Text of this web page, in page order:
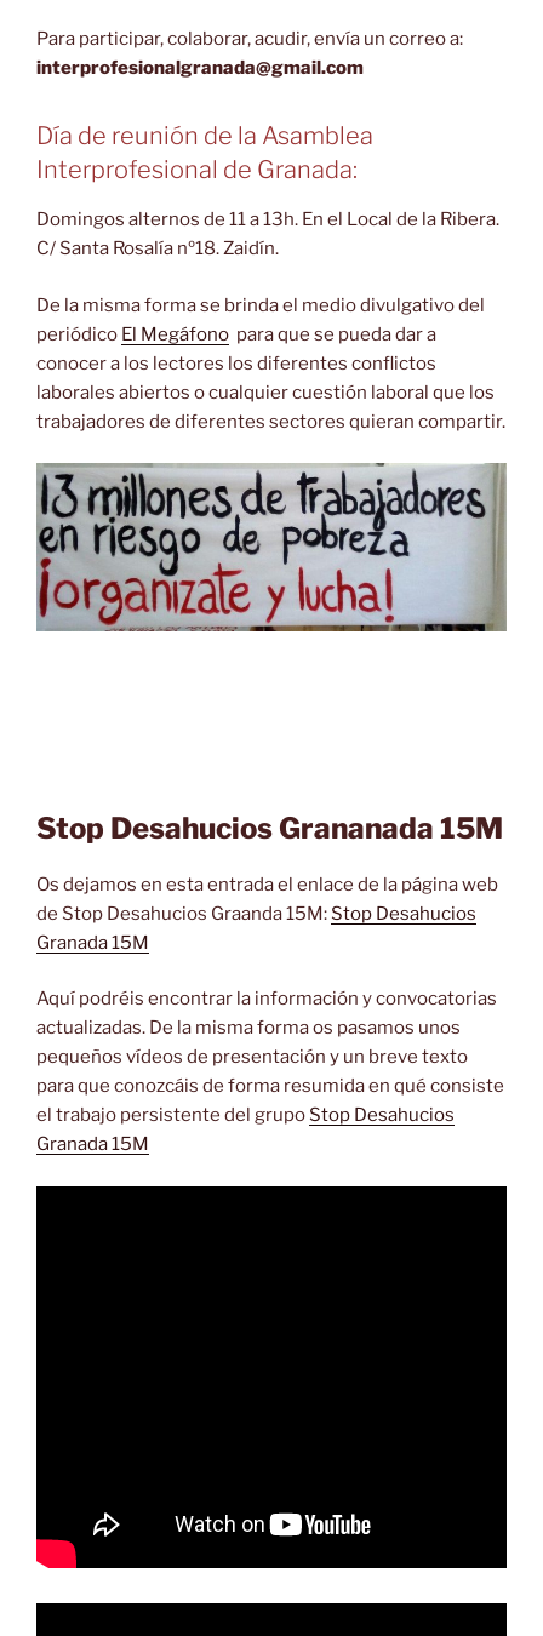
Para participar, colaborar, acudir, envía un correo a:
interprofesionalgranada@gmail.com
Día de reunión de la Asamblea
Interprofesional de Granada:
Domingos alternos de 11 a 13h. En el Local de la Ribera.
C/ Santa Rosalía nº18. Zaidín.
De la misma forma se brinda el medio divulgativo del
periódico El Megáfono para que se pueda dar a
conocer a los lectores los diferentes conflictos
laborales abiertos o cualquier cuestión laboral que los
trabajadores de diferentes sectores quieran compartir.
Stop Desahucios Grananada 15M
Os dejamos en esta entrada el enlace de la página web
de Stop Desahucios Graanda 15M: Stop Desahucios
Granada 15M
Aquí podréis encontrar la información y convocatorias
actualizadas. De la misma forma os pasamos unos
pequeños vídeos de presentación y un breve texto
para que conozcáis de forma resumida en qué consiste
el trabajo persistente del grupo Stop Desahucios
Granada 15M